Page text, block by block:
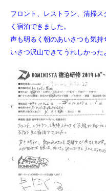
フロント、レストラン、清掃ス
く宿泊できました。
声も明るく朝のあいさつも気
いさつ沢山できてうれしかった